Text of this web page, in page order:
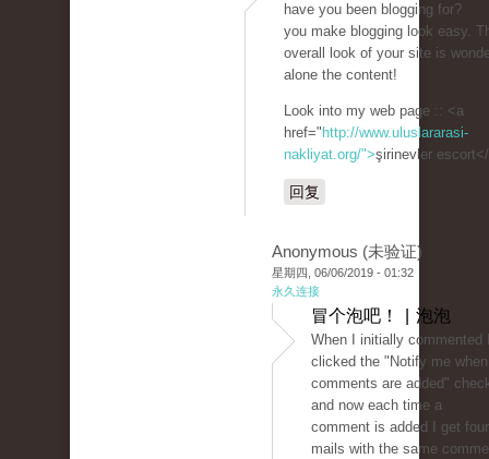
have you been blogging for?
you make blogging look easy.
overall look of your site is
alone the content!
Look into my web page :: <a
href=" http://www.uluslararasi-
nakliyat.org/">şirinevler
回复
Anonymous (未验证)
星期四, 06/06/2019 - 01:32
永久连接
冒个泡吧！ | 泡泡
When I initially commented
clicked the "Notify me
comments are added"
and now each time a
comment is added I get
mails with the same